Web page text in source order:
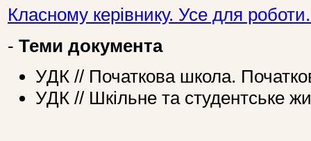
Класному керівнику. Усе для
- Теми документа
УДК // Початкова школа.
УДК // Шкільне та студентське